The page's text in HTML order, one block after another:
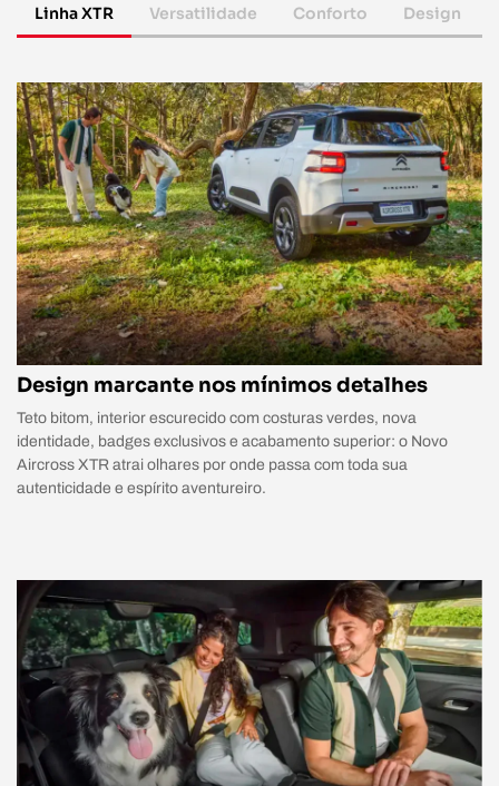
Linha XTR Versatilidade Conforto Design
Design marcante nos mínimos detalhes
Teto bitom, interior escurecido com costuras verdes, nova
identidade, badges exclusivos e acabamento superior: o Novo
Aircross XTR atrai olhares por onde passa com toda sua
autenticidade e espírito aventureiro.